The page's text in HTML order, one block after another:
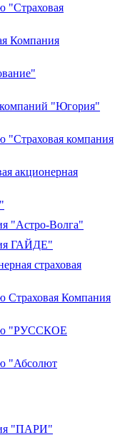
"Страховая
Компания
компаний "Югория"
"Страховая компания
акционерная
"Астро-Волга"
ГАЙДЕ"
страховая
Страховая Компания
"РУССКОЕ
"Абсолют
"ПАРИ"